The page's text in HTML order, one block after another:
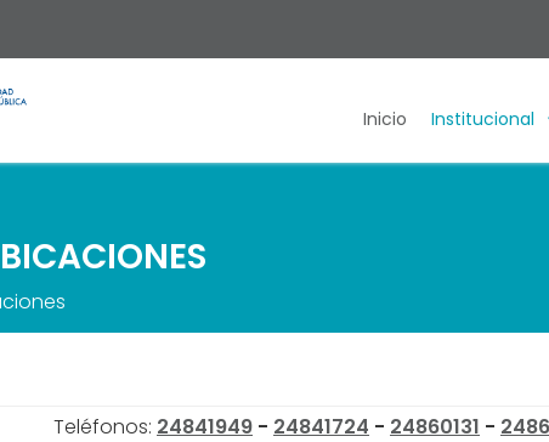
Inicio Institucional
Teléfonos: 24841949 - 24841724 - 24860131 -